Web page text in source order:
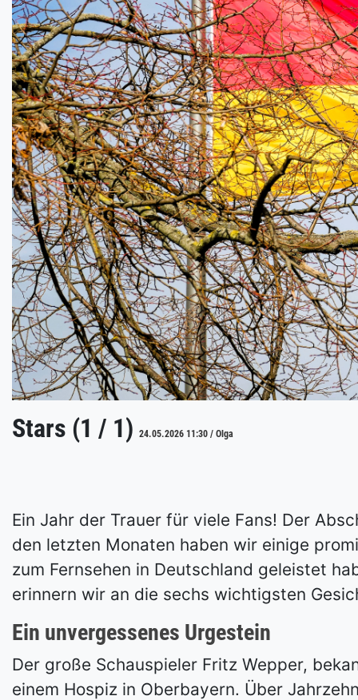
Stars (1 / 1) 24.05.2026 11:30 / Olga
Ein Jahr der Trauer für viele Fans! Der
den letzten Monaten haben wir einige
zum Fernsehen in Deutschland geleistet
erinnern wir an die sechs wichtigsten
Ein unvergessenes Urgestein
Der große Schauspieler Fritz Wepper,
einem Hospiz in Oberbayern. Über